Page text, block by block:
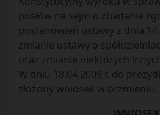
posłów na sejm o zbadanie
postanowień ustawy z dnia 14
zmianie ustawy o
oraz zmianie niektórych
W dniu 18.04.2009 r. do
złożony wniosek w brzmieniu: